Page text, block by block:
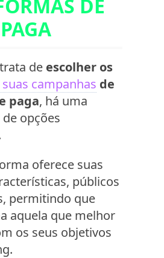
DE
de escolher os
campanhas de
paga, há uma
opções
oferece suas
públicos
permitindo que
aquela que melhor
os seus objetivos